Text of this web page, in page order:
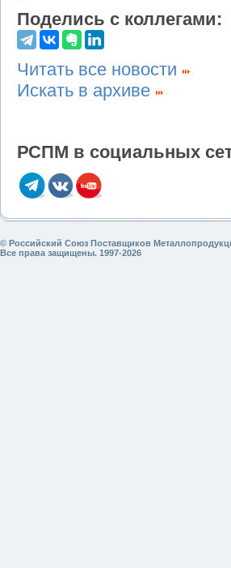
Поделись с коллегами:
Читать все новости
Искать в архиве
РСПМ в социальных
© Российский Союз Поставщиков
Все права защищены. 1997-2026